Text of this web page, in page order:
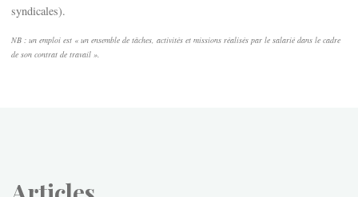
syndicales).
NB : un emploi est « un ensemble de tâches, activités et missions réalisés par le salarié dans le cadre
de son contrat de travail ».